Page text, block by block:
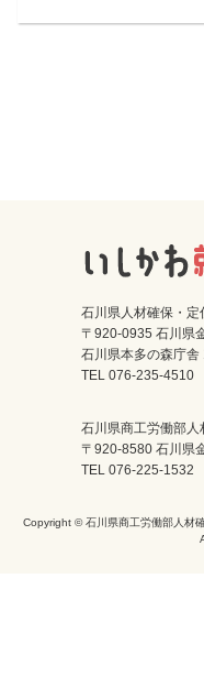
石川県人材確保・定
〒920-0935 石川県
石川県本多の森庁舎
TEL 076-235-4510
石川県商工労働部
〒920-8580 石川県
TEL 076-225-1532
Copyright © 石川県商工労働部人材